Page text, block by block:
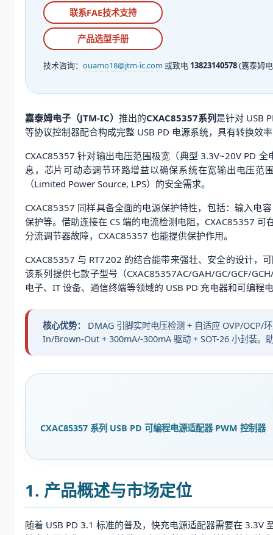
联系FAE技术支持
产品选型手册
技术咨询： ouamo18@jtm-ic.com或致电 13823140578(嘉泰姆
嘉泰姆电子（JTM-IC） 推出的CXAC85357系列是针对 USB
等协议控制器配合构成完整 USB PD 电源系统，具有转换效
CXAC85357 针对输出电压范围极宽（典型 3.3V~20V PD
息，芯片可动态调节环路增益以确保系统在宽输出电压
（Limited Power Source, LPS）的安全需求。
CXAC85357 同样具备全面的电源保护特性，包括：输入
保护等。借助连接在 CS 端的电流检测电阻，CXAC85357
分流调节器故障，CXAC85357 也能提供保护作用。
CXAC85357 与 RT7202 的结合能带来强壮、安全的设计，
该系列提供七款子型号（CXAC85357AC/GAH/GC/GCF/
电子、IT 设备、通信终端等领域的 USB PD 充电器和可编程
核心优势：
DMAG 引脚实时电压检测 + 自适应 OVP/OCP/
In/Brown-Out + 300mA/-300mA 驱动 + SOT-26 小封装。
CXAC85357 系列 USB PD 可编程电源适配器 PWM 控制器
1. 产品概述与市场定位
随着 USB PD 3.1 标准的普及，快充电源适配器需要在 3.3V